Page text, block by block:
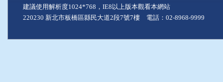
建議使用解析度1024*768，IE8以上版本觀看本網站
220230 新北市板橋區縣民大道2段7號7樓 電話：02-8968-9999